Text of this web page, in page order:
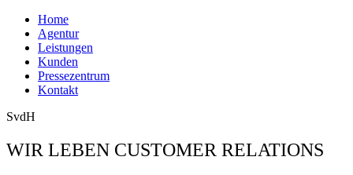
Home
Agentur
Leistungen
Kunden
Pressezentrum
Kontakt
SvdH
WIR LEBEN CUSTOMER RELATIONS